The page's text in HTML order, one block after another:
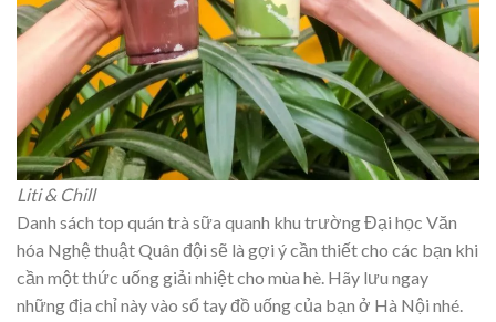
Liti & Chill
Danh sách top quán trà sữa quanh khu trường Đại học Văn
hóa Nghệ thuật Quân đội sẽ là gợi ý cần thiết cho các bạn khi
cần một thức uống giải nhiệt cho mùa hè. Hãy lưu ngay
những địa chỉ này vào sổ tay đồ uống của bạn ở Hà Nội nhé.